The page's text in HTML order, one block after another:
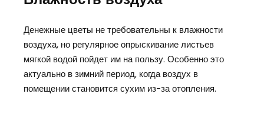
Денежные цветы не требовательны к влажности
воздуха, но регулярное опрыскивание листьев
мягкой водой пойдет им на пользу. Особенно это
актуально в зимний период, когда воздух в
помещении становится сухим из-за отопления.